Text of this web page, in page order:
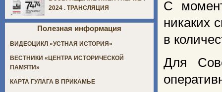
С
никаких
в
Для
2024 . ТРАНСЛЯЦИЯ
Полезная информация
ВИДЕОЦИКЛ «УСТНАЯ ИСТОРИЯ»
ВЕСТНИКИ «ЦЕНТРА ИСТОРИЧЕСКОЙ
ПАМЯТИ»
КАРТА ГУЛАГА В ПРИКАМЬЕ